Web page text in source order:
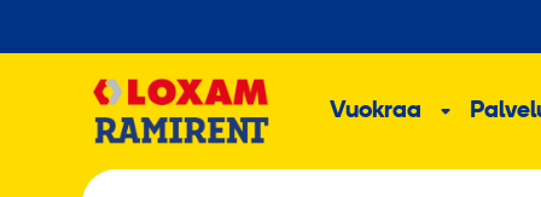
sisältöön
Vuokraa